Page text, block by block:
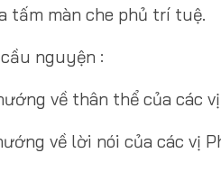
tấm màn che phủ trí tuệ.
nguyện :
về thân thể của các
về lời nói của các vị